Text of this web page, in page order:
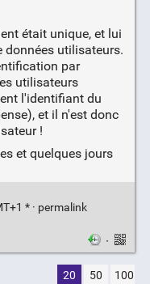
était unique, et lui
données utilisateurs.
par
utilisateurs
l'identifiant du
et il n'est donc
!
et quelques jours
* · permalink
·
20 50 100